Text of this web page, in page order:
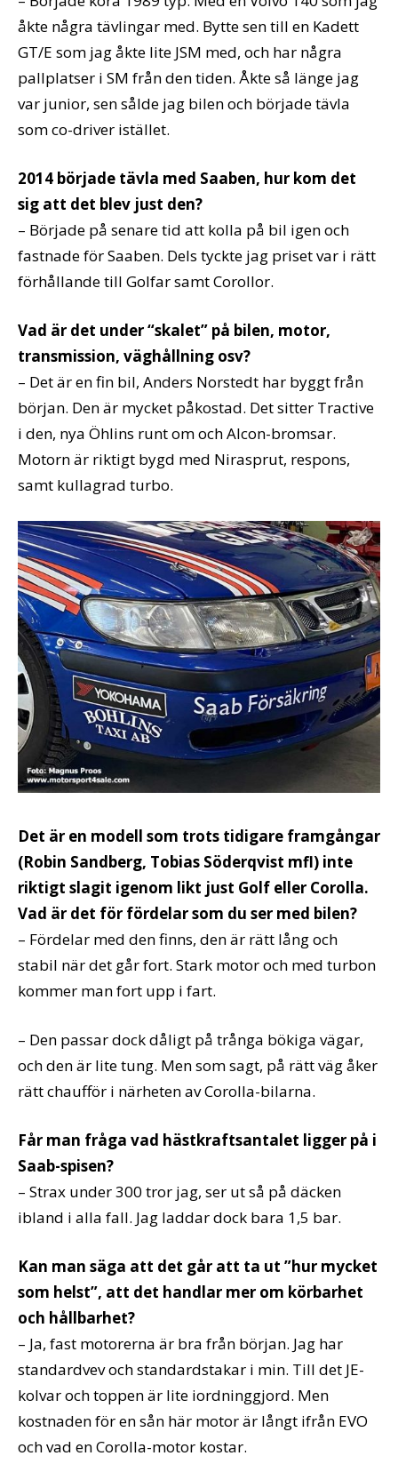
åkte några tävlingar med. Bytte sen till en Kadett
GT/E som jag åkte lite JSM med, och har några
pallplatser i SM från den tiden. Åkte så länge jag
var junior, sen sålde jag bilen och började tävla
som co-driver istället.
2014 började tävla med Saaben, hur kom det
sig att det blev just den?
– Började på senare tid att kolla på bil igen och
fastnade för Saaben. Dels tyckte jag priset var i rätt
förhållande till Golfar samt Corollor.
Vad är det under “skalet” på bilen, motor,
transmission, väghållning osv?
– Det är en fin bil, Anders Norstedt har byggt från
början. Den är mycket påkostad. Det sitter Tractive
i den, nya Öhlins runt om och Alcon-bromsar.
Motorn är riktigt bygd med Nirasprut, respons,
samt kullagrad turbo.
Det är en modell som trots tidigare framgångar
(Robin Sandberg, Tobias Söderqvist mfl) inte
riktigt slagit igenom likt just Golf eller Corolla.
Vad är det för fördelar som du ser med bilen?
– Fördelar med den finns, den är rätt lång och
stabil när det går fort. Stark motor och med turbon
kommer man fort upp i fart.
– Den passar dock dåligt på trånga bökiga vägar,
och den är lite tung. Men som sagt, på rätt väg åker
rätt chaufför i närheten av Corolla-bilarna.
Får man fråga vad hästkraftsantalet ligger på i
Saab-spisen?
– Strax under 300 tror jag, ser ut så på däcken
ibland i alla fall. Jag laddar dock bara 1,5 bar.
Kan man säga att det går att ta ut ”hur mycket
som helst”, att det handlar mer om körbarhet
och hållbarhet?
– Ja, fast motorerna är bra från början. Jag har
standardvev och standardstakar i min. Till det JE-
kolvar och toppen är lite iordninggjord. Men
kostnaden för en sån här motor är långt ifrån EVO
och vad en Corolla-motor kostar.